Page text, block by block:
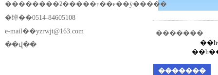
��ַ������ʡ�����г��ͼ��ÿ�����
�绰��0514-84605108
e-mail��yzrwjt@163.com
��վ��
�������
�������